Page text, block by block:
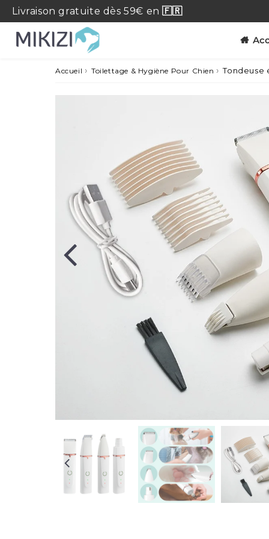
Livraison gratuite dès 59€ en🇫🇷
Accueil › Toilettage & Hygiène Pour Chien › Tondeuse